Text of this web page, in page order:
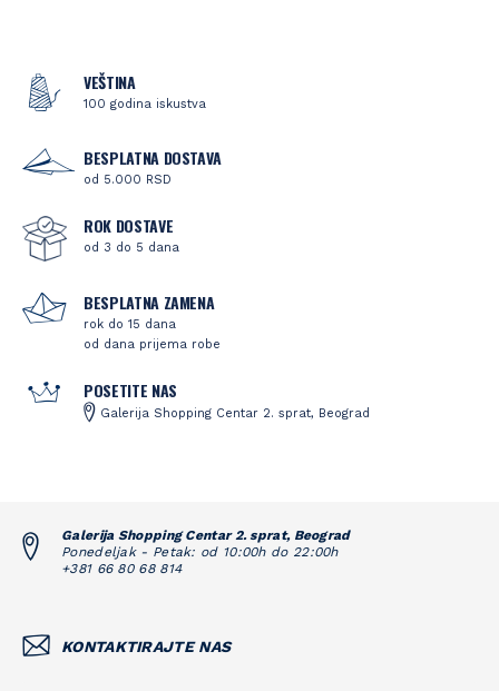
VEŠTINA
100 godina iskustva
BESPLATNA DOSTAVA
od 5.000 RSD
ROK DOSTAVE
od 3 do 5 dana
BESPLATNA ZAMENA
rok do 15 dana
od dana prijema robe
POSETITE NAS
Galerija Shopping Centar 2. sprat, Beograd
Galerija Shopping Centar 2. sprat, Beograd
Ponedeljak - Petak: od 10:00h do 22:00h
+381 66 80 68 814
KONTAKTIRAJTE NAS